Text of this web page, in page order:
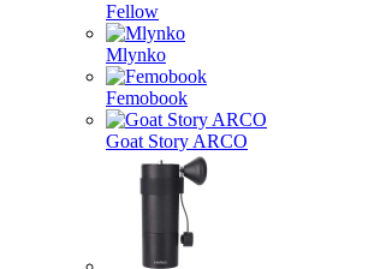
Fellow
Mlynko
Femobook
Goat Story ARCO